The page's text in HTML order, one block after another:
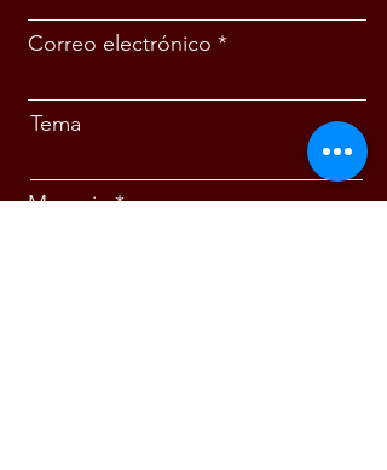
Correo electrónico
Tema
Mensaje